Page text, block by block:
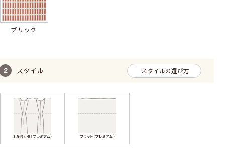
ブリック
スタイル スタイルの選び方